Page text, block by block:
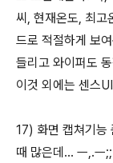
씨, 현재온도, 최고
드로 적절하게 보
들리고 와이퍼도
이것 외에는 센스
17) 화면 캡쳐기능
때 많은데... ㅡ,.ㅡ;;